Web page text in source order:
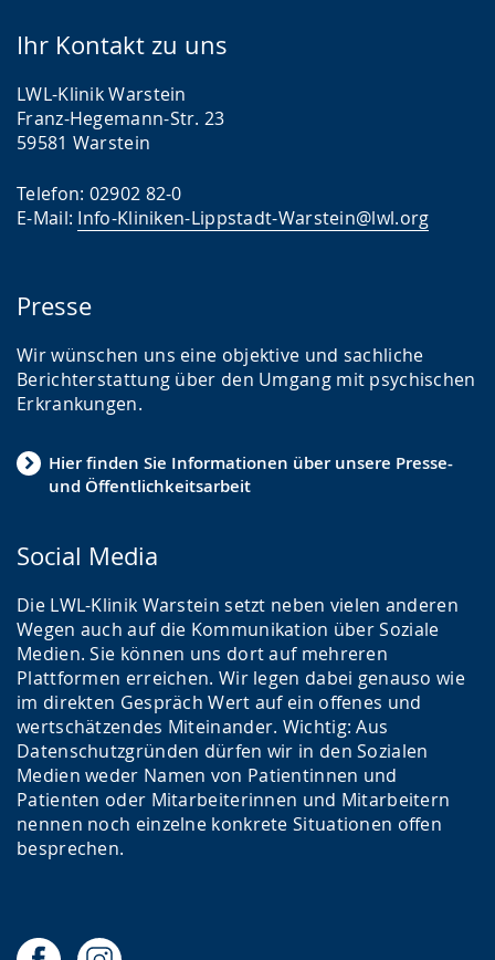
Ihr Kontakt zu uns
LWL-Klinik Warstein
Franz-Hegemann-Str. 23
59581 Warstein
Telefon: 02902 82-0
E-Mail: Info-Kliniken-Lippstadt-Warstein@lwl.org
Presse
Wir wünschen uns eine objektive und sachliche
Berichterstattung über den Umgang mit psychischen
Erkrankungen.
Hier finden Sie Informationen über unsere Presse-
und Öffentlichkeitsarbeit
Social Media
Die LWL-Klinik Warstein setzt neben vielen anderen
Wegen auch auf die Kommunikation über Soziale
Medien. Sie können uns dort auf mehreren
Plattformen erreichen. Wir legen dabei genauso wie
im direkten Gespräch Wert auf ein offenes und
wertschätzendes Miteinander. Wichtig: Aus
Datenschutzgründen dürfen wir in den Sozialen
Medien weder Namen von Patientinnen und
Patienten oder Mitarbeiterinnen und Mitarbeitern
nennen noch einzelne konkrete Situationen offen
besprechen.